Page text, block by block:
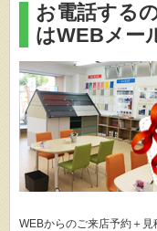
お電話する
はWEBメー
WEBからのご来店予約＋